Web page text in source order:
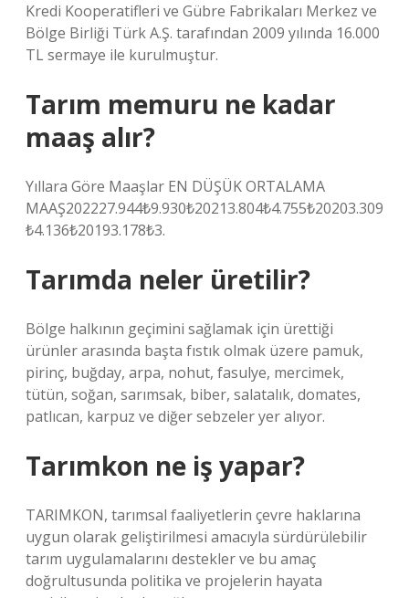
Kredi Kooperatifleri ve Gübre Fabrikaları Merkez ve
Bölge Birliği Türk A.Ş. tarafından 2009 yılında 16.000
TL sermaye ile kurulmuştur.
Tarım memuru ne kadar
maaş alır?
Yıllara Göre Maaşlar EN DÜŞÜK ORTALAMA
MAAŞ202227.944₺9.930₺20213.804₺4.755₺20203.309
₺4.136₺20193.178₺3.
Tarımda neler üretilir?
Bölge halkının geçimini sağlamak için ürettiği
ürünler arasında başta fıstık olmak üzere pamuk,
pirinç, buğday, arpa, nohut, fasulye, mercimek,
tütün, soğan, sarımsak, biber, salatalık, domates,
patlıcan, karpuz ve diğer sebzeler yer alıyor.
Tarımkon ne iş yapar?
TARIMKON, tarımsal faaliyetlerin çevre haklarına
uygun olarak geliştirilmesi amacıyla sürdürülebilir
tarım uygulamalarını destekler ve bu amaç
doğrultusunda politika ve projelerin hayata